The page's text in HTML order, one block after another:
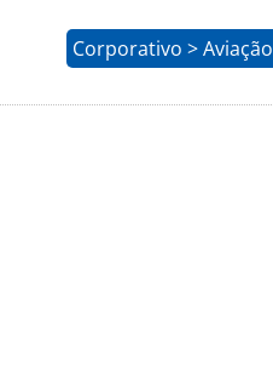
Corporativo > Aviação